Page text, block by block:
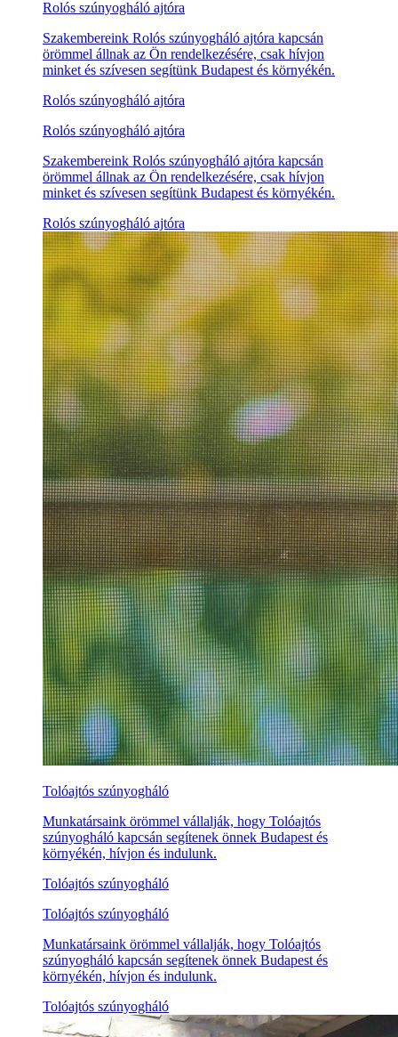
Rolós szúnyogháló ajtóra
Szakembereink Rolós szúnyogháló ajtóra kapcsán
örömmel állnak az Ön rendelkezésére, csak hívjon
minket és szívesen segítünk Budapest és környékén.
Rolós szúnyogháló ajtóra
Rolós szúnyogháló ajtóra
Szakembereink Rolós szúnyogháló ajtóra kapcsán
örömmel állnak az Ön rendelkezésére, csak hívjon
minket és szívesen segítünk Budapest és környékén.
Rolós szúnyogháló ajtóra
Tolóajtós szúnyogháló
Munkatársaink örömmel vállalják, hogy Tolóajtós
szúnyogháló kapcsán segítenek önnek Budapest és
környékén, hívjon és indulunk.
Tolóajtós szúnyogháló
Tolóajtós szúnyogháló
Munkatársaink örömmel vállalják, hogy Tolóajtós
szúnyogháló kapcsán segítenek önnek Budapest és
környékén, hívjon és indulunk.
Tolóajtós szúnyogháló